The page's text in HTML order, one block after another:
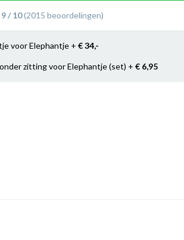
9 / 10(2015 beoordelingen)
voor Elephantje + € 34,-
zitting voor Elephantje (set) + € 6,95